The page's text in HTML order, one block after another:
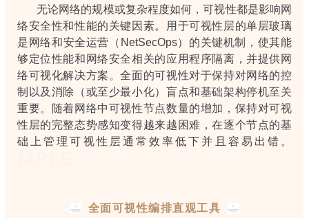
无论网络的规模或复杂程度如何，可视性都是影响网
络安全性和性能的关键因素。用于可视性层的单层玻璃
是网络和安全运营（NetSecOps）的关键机制，使其能
够定位性能和网络安全相关的应用程序隔离，并提供网
络可视化解决方案。全面的可视性对于保持对网络的控
制以及消除（或至少最小化）盲点和基础架构停机至关
重要。随着网络中可视性节点数量的增加，保持对可视
性层的完整态势感知变得越来越困难，在逐个节点的基
础上管理可视性层通常效率低下并且容易出错。
全面可视性编排直观工具